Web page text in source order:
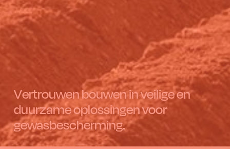
Vertrouwen bouwen in veilige en
duurzame oplossingen voor
gewasbescherming.